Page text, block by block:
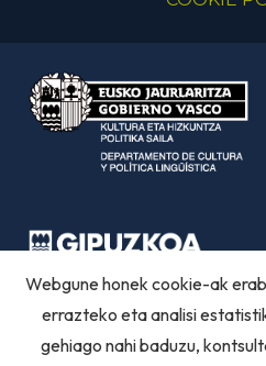
Webgune honek cookie-ak
errazteko eta analisi
gehiago nahi baduzu,